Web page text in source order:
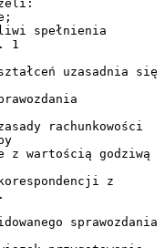
spełnienia
1
uzasadnia się
rachunkowości
z wartością godziwą
z
sprawozdania